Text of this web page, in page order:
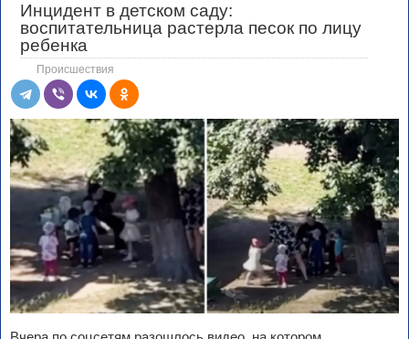
Инцидент в детском саду:
воспитательница растерла песок по лицу
ребенка
Происшествия